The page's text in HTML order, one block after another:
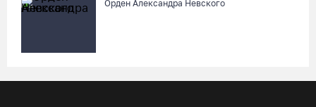
Орден Александра Невского